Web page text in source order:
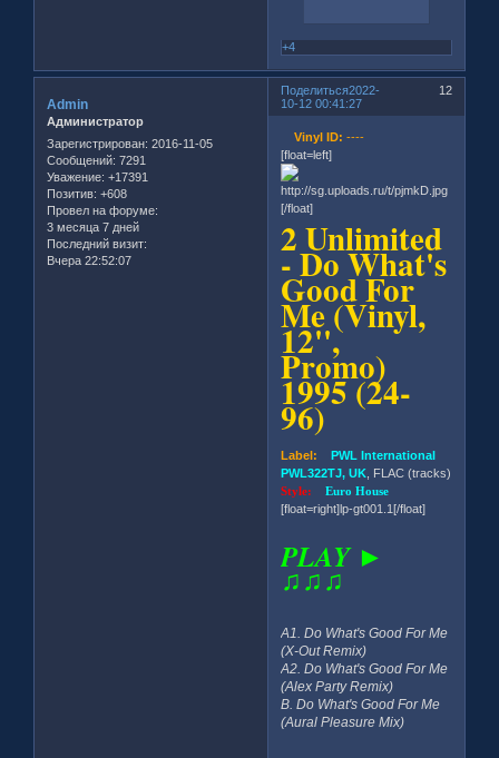
+4
Поделиться 12
2022-
10-12 00:41:27
Admin
Администратор
Зарегистрирован: 2016-11-05
Сообщений: 7291
Уважение: +17391
Позитив: +608
Провел на форуме:
3 месяца 7 дней
Последний визит:
Вчера 22:52:07
Vinyl ID: ----
[float=left]
[/float]
2 Unlimited
- Do What's
Good For
Me (Vinyl,
12'',
Promo)
1995 (24-
96)
Label: PWL International
PWL322TJ, UK , FLAC (tracks)
Style:Euro House
[float=right]lp-gt001.1[/float]
PLAY ►
♫♫♫
A1. Do What's Good For Me
(X-Out Remix)
A2. Do What's Good For Me
(Alex Party Remix)
B. Do What's Good For Me
(Aural Pleasure Mix)